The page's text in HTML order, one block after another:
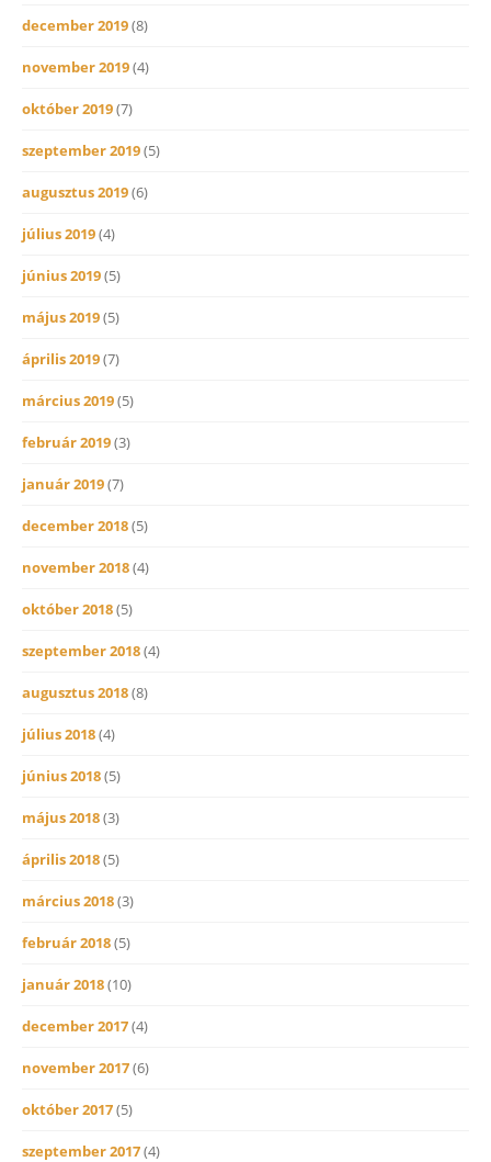
december 2019(8)
november 2019(4)
október 2019(7)
szeptember 2019(5)
augusztus 2019(6)
július 2019(4)
június 2019(5)
május 2019(5)
április 2019(7)
március 2019(5)
február 2019(3)
január 2019(7)
december 2018(5)
november 2018(4)
október 2018(5)
szeptember 2018(4)
augusztus 2018(8)
július 2018(4)
június 2018(5)
május 2018(3)
április 2018(5)
március 2018(3)
február 2018(5)
január 2018(10)
december 2017(4)
november 2017(6)
október 2017(5)
szeptember 2017(4)